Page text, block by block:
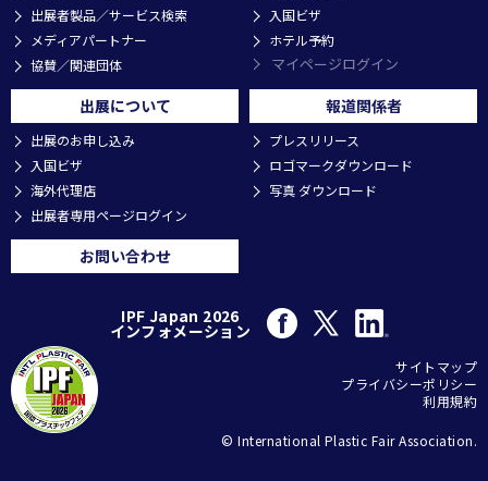
出展者製品／サービス検索
メディアパートナー
協賛／関連団体
入国ビザ
ホテル予約
マイページログイン
出展について
出展のお申し込み
入国ビザ
海外代理店
出展者専用ページログイン
報道関係者
プレスリリース
ロゴマークダウンロード
写真 ダウンロード
お問い合わせ
IPF Japan 2026
インフォメーション
サイトマップ
プライバシーポリシー
利用規約
© International Plastic Fair Association.